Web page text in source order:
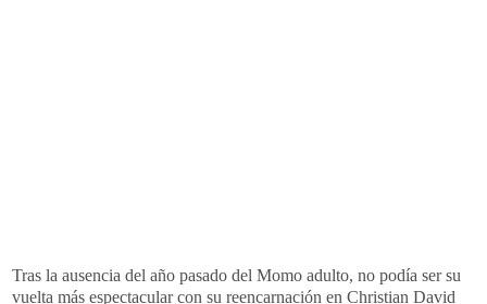
Tras la ausencia del año pasado del Momo adulto, no podía ser su
vuelta más espectacular con su reencarnación en Christian David